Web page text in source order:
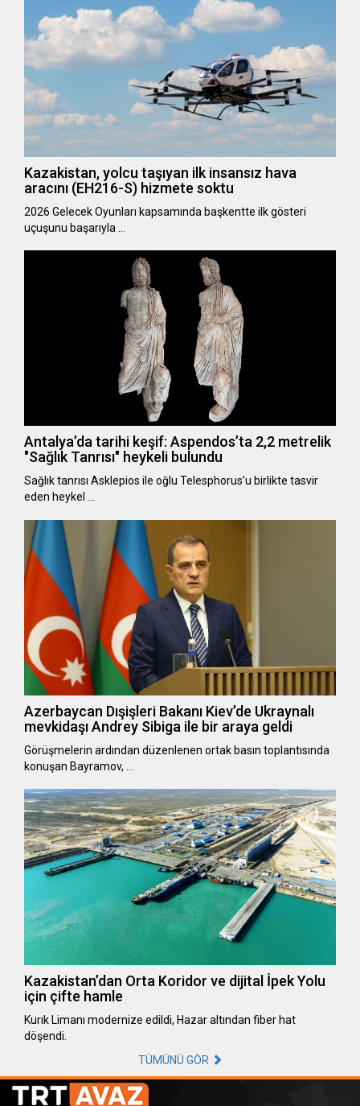
Kazakistan, yolcu taşıyan ilk insansız hava
aracını (EH216-S) hizmete soktu
2026 Gelecek Oyunları kapsamında başkentte ilk gösteri
uçuşunu başarıyla …
Antalya’da tarihi keşif: Aspendos’ta 2,2 metrelik
"Sağlık Tanrısı" heykeli bulundu
Sağlık tanrısı Asklepios ile oğlu Telesphorus’u birlikte tasvir
eden heykel …
Azerbaycan Dışişleri Bakanı Kiev’de Ukraynalı
mevkidaşı Andrey Sibiga ile bir araya geldi
Görüşmelerin ardından düzenlenen ortak basın toplantısında
konuşan Bayramov, …
Kazakistan’dan Orta Koridor ve dijital İpek Yolu
için çifte hamle
Kurık Limanı modernize edildi, Hazar altından fiber hat
döşendi.
TÜMÜNÜ GÖR